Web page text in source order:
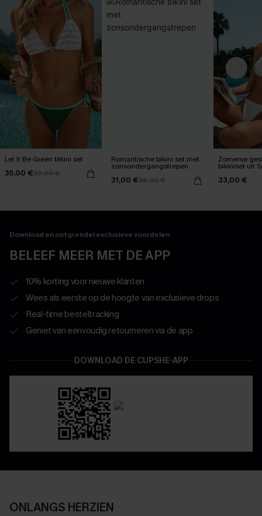
Let It Be Green bikini set
35,00 €39,00 €
Romantische bikini set met
zonsondergangstrepen
31,00 €36,00 €
Zomerse
bikiniset uit
33,00 €
Download en ontgrendel exclusieve voordelen
BELEEF MEER MET DE APP
10% korting voor nieuwe klanten
Wees als eerste op de hoogte van exclusieve drops
Real-time besteltracking
Geniet van eenvoudig retourneren via de app
DOWNLOAD DE CUPSHE-APP
ONLANGS HERZIEN